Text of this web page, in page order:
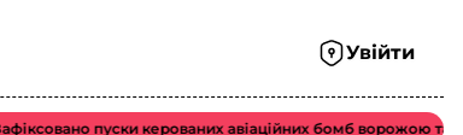
Увійти
пуски керованих авіаційних бомб ворожою